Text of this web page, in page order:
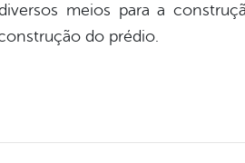
meios para a
do prédio.